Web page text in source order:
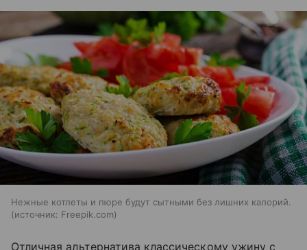
Нежные котлеты и пюре будут сытными без лишних калорий.
источник: Freepik.com
Отличная альтернатива классическому ужину с